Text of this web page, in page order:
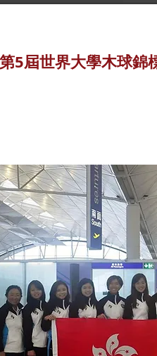
5屆世界大學木球錦